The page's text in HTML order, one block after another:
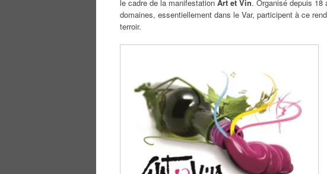
le cadre de la manifestation Art et Vin. Organisé depuis 18
domaines, essentiellement dans le Var, participent à ce
terroir.